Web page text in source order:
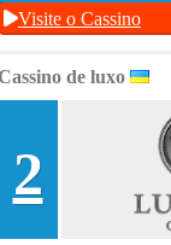
Visite o Cassino
de luxo
2